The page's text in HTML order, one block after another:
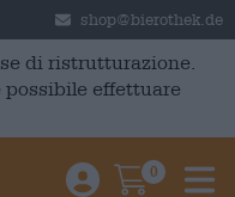
shop@bierothek.de
di ristrutturazione.
possibile effettuare
Einloggen /
0